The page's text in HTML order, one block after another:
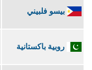
بيسو فلبيني
روبية باكستانية